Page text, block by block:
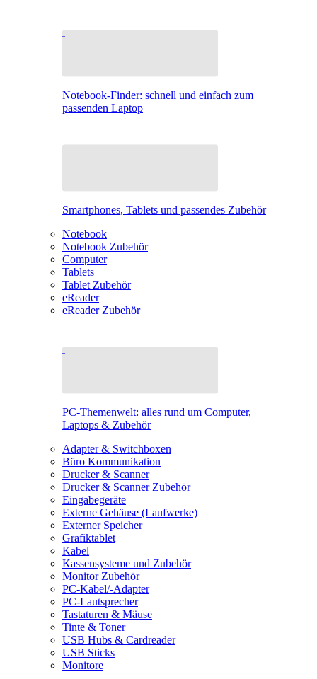
Notebook-Finder: schnell und einfach zum
passenden Laptop
Smartphones, Tablets und passendes Zubehör
Notebook
Notebook Zubehör
Computer
Tablets
Tablet Zubehör
eReader
eReader Zubehör
PC-Themenwelt: alles rund um Computer,
Laptops & Zubehör
Adapter & Switchboxen
Büro Kommunikation
Drucker & Scanner
Drucker & Scanner Zubehör
Eingabegeräte
Externe Gehäuse (Laufwerke)
Externer Speicher
Grafiktablet
Kabel
Kassensysteme und Zubehör
Monitor Zubehör
PC-Kabel/-Adapter
PC-Lautsprecher
Tastaturen & Mäuse
Tinte & Toner
USB Hubs & Cardreader
USB Sticks
Monitore